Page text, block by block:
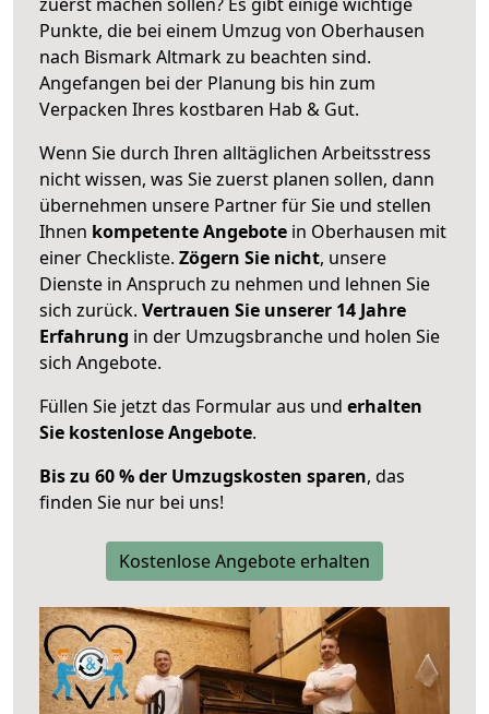
Punkte, die bei einem Umzug von Oberhausen
nach Bismark Altmark zu beachten sind.
Angefangen bei der Planung bis hin zum
Verpacken Ihres kostbaren Hab & Gut.
Wenn Sie durch Ihren alltäglichen Arbeitsstress
nicht wissen, was Sie zuerst planen sollen, dann
übernehmen unsere Partner für Sie und stellen
Ihnen kompetente Angebote in Oberhausen mit
einer Checkliste. Zögern Sie nicht, unsere
Dienste in Anspruch zu nehmen und lehnen Sie
sich zurück. Vertrauen Sie unserer 14 Jahre
Erfahrung in der Umzugsbranche und holen Sie
sich Angebote.
Füllen Sie jetzt das Formular aus und erhalten
Sie kostenlose Angebote.
Bis zu 60 % der Umzugskosten sparen, das
finden Sie nur bei uns!
Kostenlose Angebote erhalten